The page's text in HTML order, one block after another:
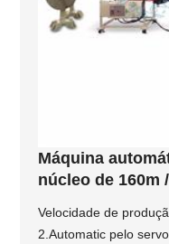
Máquina
núcleo de 160m
Velocidade de
2.Automatic pelo